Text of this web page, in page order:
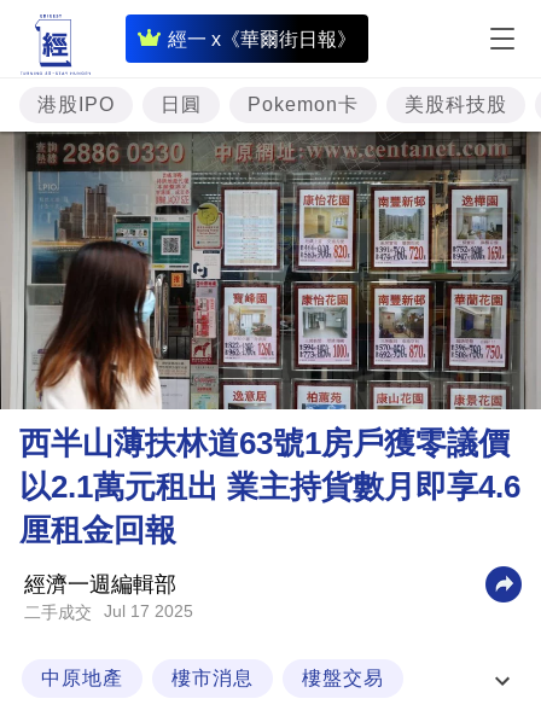
經一 x《華爾街日報》
即
時
財
經
專
題
投
資
樓
市
理
財
商
業
科
技
港股IPO 日圓 Pokemon卡 美股科技股
西半山薄扶林道63號1房戶獲零議價
以2.1萬元租出 業主持貨數月即享4.6
厘租金回報
經濟一週編輯部
二手成交 Jul 17 2025
中原地產 樓市消息 樓盤交易